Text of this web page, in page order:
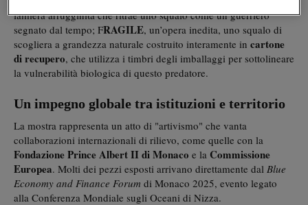
lamiera arrugginita che ritrae uno squalo come un guerriero
segnato dal tempo; FRAGILE, un’opera inedita, uno squalo di
scogliera a grandezza naturale costruito interamente in cartone
di recupero, che utilizza i timbri degli imballaggi per sottolineare
la vulnerabilità biologica di questo predatore.
Un impegno globale tra istituzioni e territorio
La mostra rappresenta un atto di "artivismo" che vanta
collaborazioni internazionali di rilievo, come quelle con la
Fondazione Prince Albert II di Monaco e la Commissione
Europea. Molti dei pezzi esposti arrivano direttamente dal Blue
Economy and Finance Forum di Monaco 2025, evento legato
alla Conferenza Mondiale sugli Oceani di Nizza.